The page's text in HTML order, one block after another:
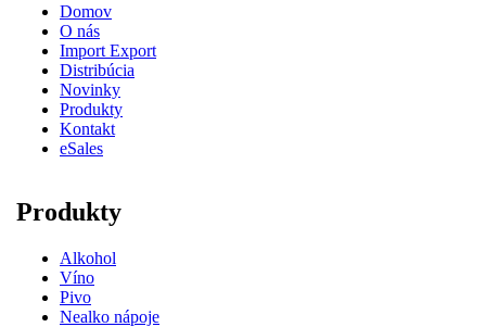
Domov
O nás
Import Export
Distribúcia
Novinky
Produkty
Kontakt
eSales
Produkty
Alkohol
Víno
Pivo
Nealko nápoje